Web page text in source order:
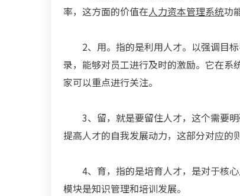
率，这方面的价值在人力资本管理系统功
2、用。指的是利用人才。以强调目
录，能够对员工进行及时的激励。它在系
家可以重点进行关注。
3、留，就是要留住人才，这个需要
提高人才的自我发展动力，这部分对应的
4、育，指的是培育人才，是对于核
模块是知识管理和培训发展。